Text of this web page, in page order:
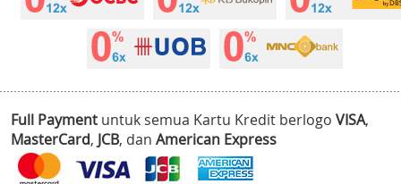
Full Payment untuk semua Kartu Kredit berlogo VISA,
MasterCard, JCB, dan American Express